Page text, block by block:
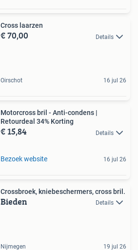
Cross laarzen
€ 70,00 Details
Oirschot 16 jul 26
Motorcross bril - Anti-condens |
Retourdeal 34% Korting
€ 15,84 Details
Bezoek website 16 jul 26
Crossbroek, kniebeschermers, cross bril.
Bieden Details
Nijmegen 19 jul 26